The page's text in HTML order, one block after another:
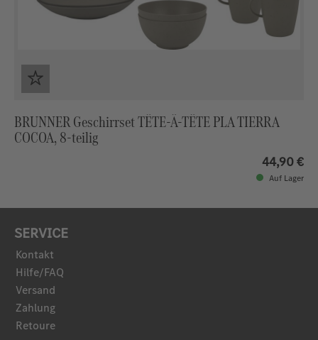
BRUNNER Geschirrset TÊTE-Â-TÊTE PLA TIERRA
COCOA, 8-teilig
44,90 €
Auf Lager
SERVICE
Kontakt
Hilfe/FAQ
Versand
Zahlung
Retoure